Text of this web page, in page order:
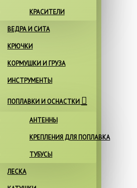
КРАСИТЕЛИ
ВЕДРА И СИТА
КРЮЧКИ
КОРМУШКИ И ГРУЗА
ИНСТРУМЕНТЫ
ПОПЛАВКИ И ОСНАСТКИ
АНТЕННЫ
КРЕПЛЕНИЯ ДЛЯ ПОПЛАВКА
ТУБУСЫ
ЛЕСКА